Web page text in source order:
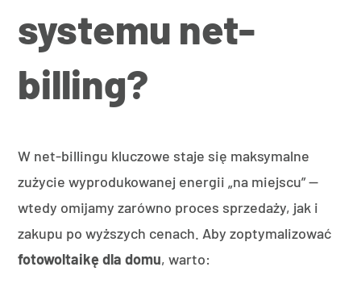
systemu net-
billing?
W net-billingu kluczowe staje się maksymalne
zużycie wyprodukowanej energii „na miejscu” —
wtedy omijamy zarówno proces sprzedaży, jak i
zakupu po wyższych cenach. Aby zoptymalizować
fotowoltaikę dla domu, warto: